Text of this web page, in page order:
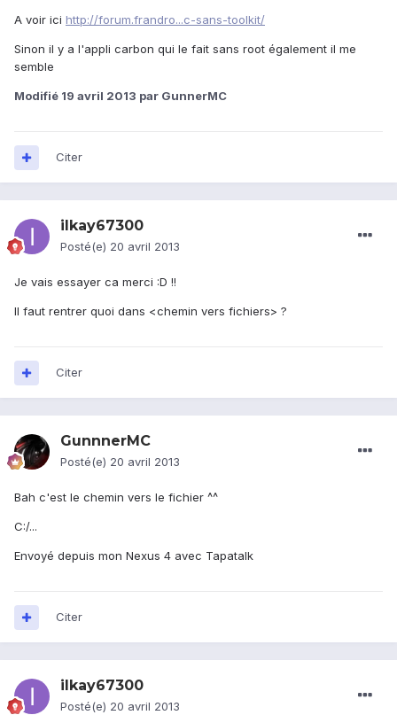
A voir ici http://forum.frandro...c-sans-toolkit/
Sinon il y a l'appli carbon qui le fait sans root également il me
semble
Modifié 19 avril 2013 par GunnerMC
Citer
ilkay67300
Posté(e) 20 avril 2013
Je vais essayer ca merci :D !!
Il faut rentrer quoi dans <chemin vers fichiers> ?
Citer
GunnnerMC
Posté(e) 20 avril 2013
Bah c'est le chemin vers le fichier ^^
C:/...
Envoyé depuis mon Nexus 4 avec Tapatalk
Citer
ilkay67300
Posté(e) 20 avril 2013